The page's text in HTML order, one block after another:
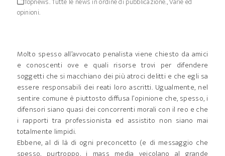
opinioni.
Molto spesso all’avvocato penalista viene chiesto da amici
e conoscenti ove e quali risorse trovi per difendere
soggetti che si macchiano dei più atroci delitti e che egli sa
essere responsabili dei reati loro ascritti. Ugualmente, nel
sentire comune è piuttosto diffusa l’opinione che, spesso, i
difensori siano quasi dei concorrenti morali con il reo e che
i rapporti tra professionista ed assistito non siano mai
totalmente limpidi.
Ebbene, al di là di ogni preconcetto (e di messaggio che